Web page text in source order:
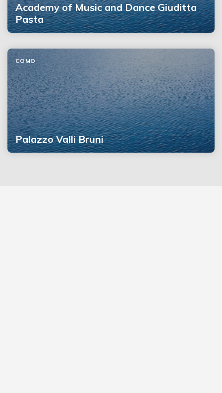
Academy of Music and Dance Giuditta
Pasta
Palazzo Valli Bruni
COMO